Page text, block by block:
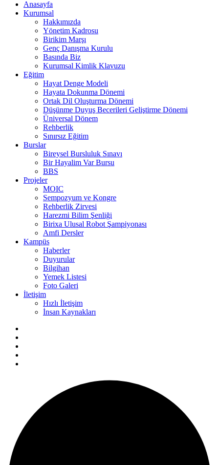
Anasayfa
Kurumsal
Hakkımızda
Yönetim Kadrosu
Birikim Marşı
Genç Danışma Kurulu
Basında Biz
Kurumsal Kimlik Klavuzu
Eğitim
Hayat Denge Modeli
Hayata Dokunma Dönemi
Ortak Dil Oluşturma Dönemi
Düşünme Duyuş Becerileri Geliştirme Dönemi
Üniversal Dönem
Rehberlik
Sınırsız Eğitim
Burslar
Bireysel Bursluluk Sınavı
Bir Hayalim Var Bursu
BBS
Projeler
MOIC
Sempozyum ve Kongre
Rehberlik Zirvesi
Harezmi Bilim Şenliği
Birixa Ulusal Robot Şampiyonası
Amfi Dersler
Kampüs
Haberler
Duyurular
Bilgihan
Yemek Listesi
Foto Galeri
İletişim
Hızlı İletişim
İnsan Kaynakları